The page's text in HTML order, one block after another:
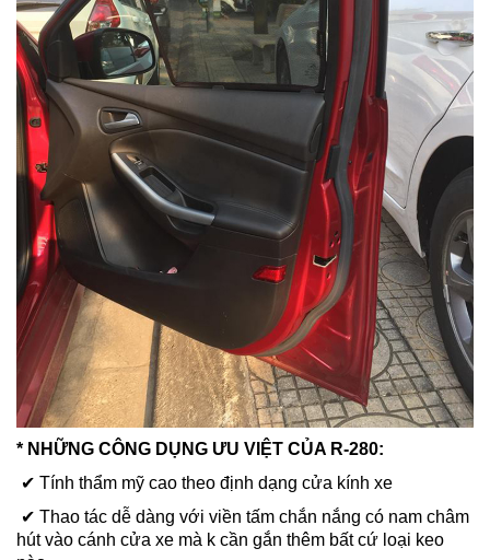
* NHỮNG CÔNG DỤNG ƯU VIỆT CỦA R-280:
✔ Tính thẩm mỹ cao theo định dạng cửa kính xe
✔ Thao tác dễ dàng với viền tấm chắn nắng có nam châm
hút vào cánh cửa xe mà k cần gắn thêm bất cứ loại keo